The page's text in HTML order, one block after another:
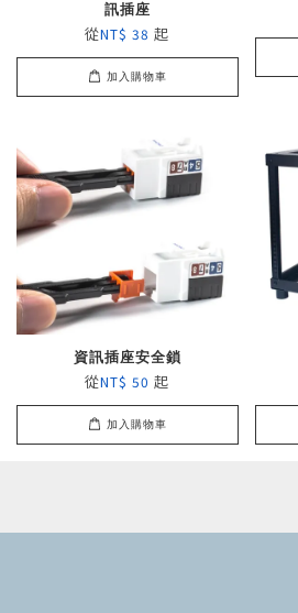
訊插座
從NT$ 38起
加入購物車
資訊插座安全鎖
從NT$ 50起
加入購物車